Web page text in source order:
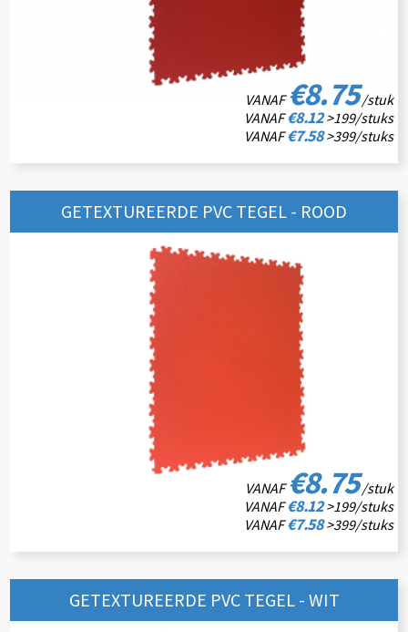
VANAF€8.75/stuk
VANAF€8.12>199/stuks
VANAF€7.58>399/stuks
GETEXTUREERDE PVC TEGEL - ROOD
VANAF€8.75/stuk
VANAF€8.12>199/stuks
VANAF€7.58>399/stuks
GETEXTUREERDE PVC TEGEL - WIT